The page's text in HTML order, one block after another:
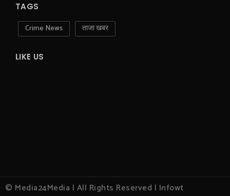
TAGS
Crime News ताजा खबर
LIKE US
© Media24Media | All Rights Reserved | Infowt